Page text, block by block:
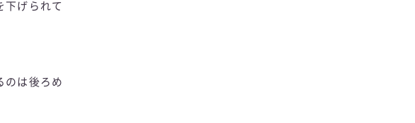
下げられて
のは後ろめ